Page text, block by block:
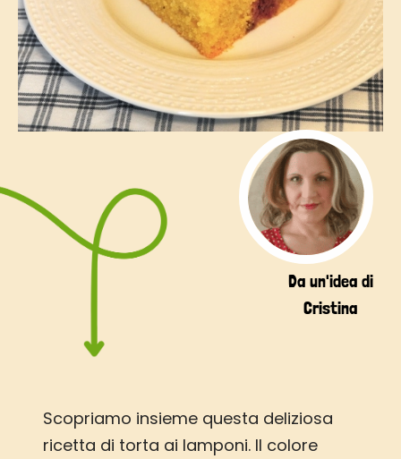
Da un'idea di
Cristina
Scopriamo insieme questa deliziosa
ricetta di torta ai lamponi. Il colore